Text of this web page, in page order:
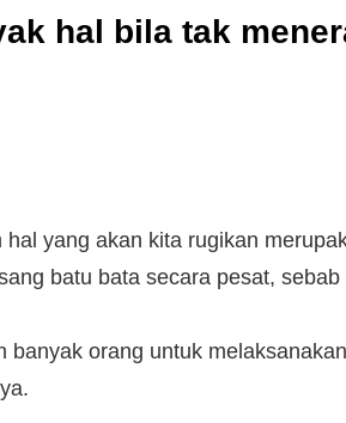
hal bila tak
yang akan kita rugikan
batu bata secara pesat,
orang untuk